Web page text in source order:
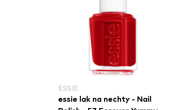
ESSIE
essie lak na nechty - Nail